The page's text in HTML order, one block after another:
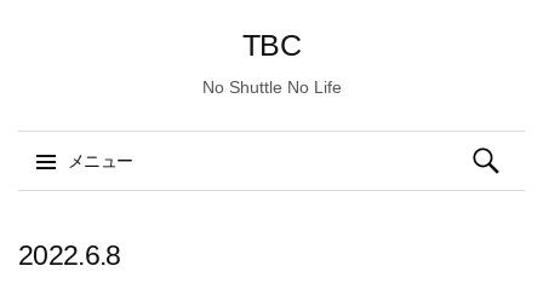
TBC
No Shuttle No Life
メニュー
ン
検
索:
2022.6.8